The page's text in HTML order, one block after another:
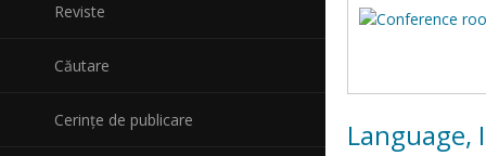
Reviste
Căutare
Cerințe de publicare Language,